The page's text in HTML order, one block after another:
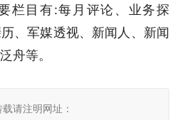
栏目有:每月评论、业务探
、军媒透视、新闻人、新闻
舟等。
请注明网址：